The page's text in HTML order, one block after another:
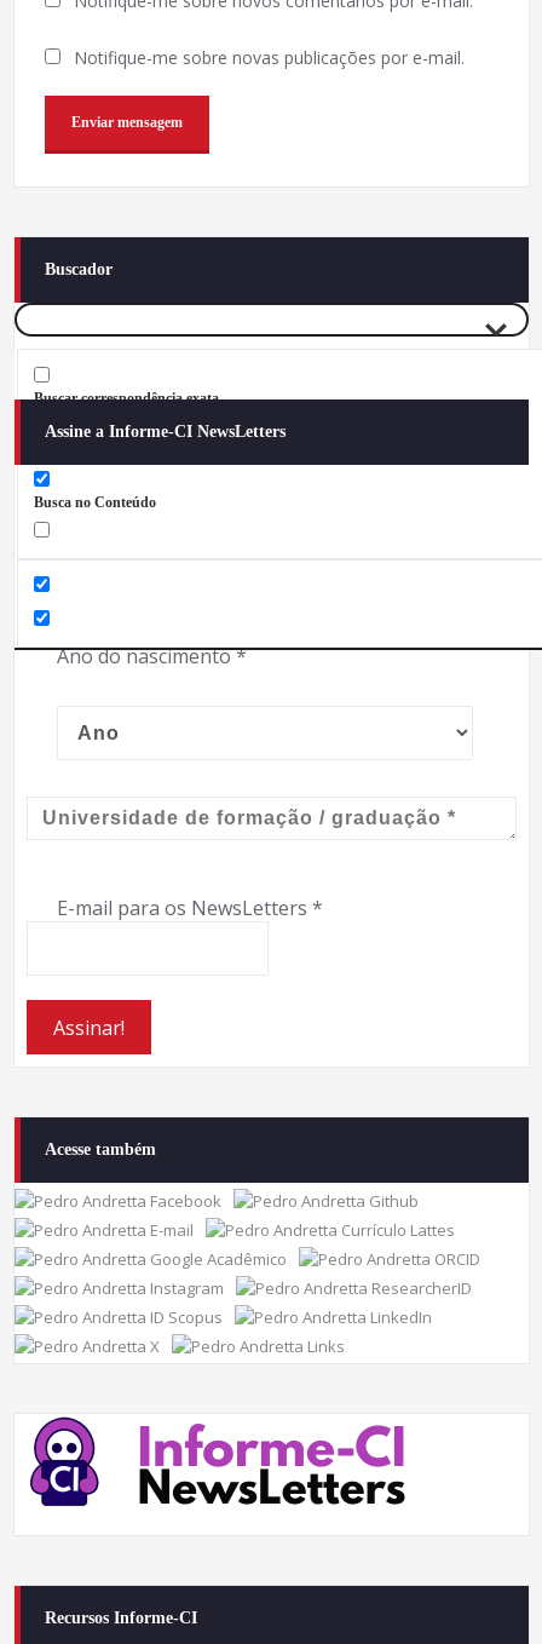
Notifique-me sobre novas publicações por e-mail.
Buscador
Buscar correspondência exata
Busca no Conteúdo
Assine a Informe-CI NewsLetters
Ano do nascimento*
E-mail para os NewsLetters *
Acesse também
Recursos Informe-CI